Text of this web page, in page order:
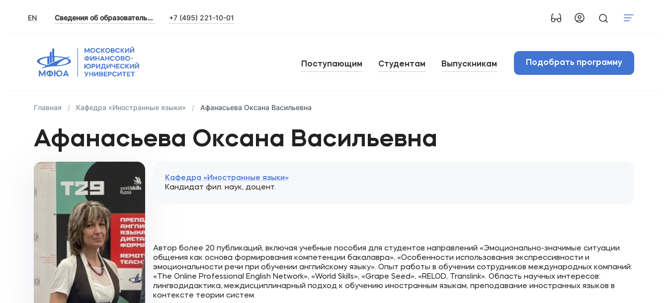
EN Сведения об образовательной организации +7 (495) 221-10-01
Поступающим Студентам Выпускникам Подобрать программу
Главная Кафедра «Иностранные языки» Афанасьева Оксана Васильевна
Афанасьева Оксана Васильевна
Кафедра «Иностранные языки»
Кандидат фил. наук, доцент.
Автор более 20 публикаций, включая учебные пособия для студентов направлений «Эмоционально-значимые ситуации
общения как основа формирования компетенции бакалавра», «Особенности использования экспрессивности и
эмоциональности речи при обучении английскому языку». Опыт работы в обучении сотрудников международных компаний:
«The Online Professional English Network», «World Skills», «Grape Seed», «RELOD, Translink». Область научных интересов:
лингводидактика, междисциплинарный подход к обучению иностранным языкам, преподавание иностранных языков в
контексте теории систем.